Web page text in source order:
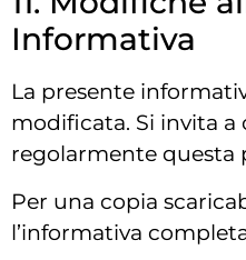
Informativa
La presente
modificata. Si invita a
regolarmente questa
Per una copia
l’informativa